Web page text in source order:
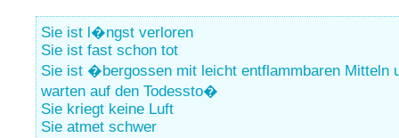
Sie ist l�ngst verloren
Sie ist fast schon tot
Sie ist �bergossen mit leicht entflammbaren Mitteln
warten auf den Todessto�
Sie kriegt keine Luft
Sie atmet schwer